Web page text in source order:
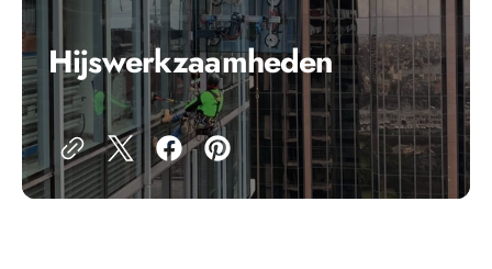
Hijswerkzaamheden